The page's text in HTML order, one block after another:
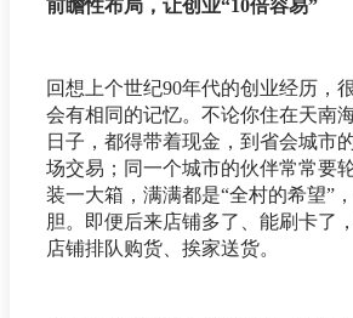
前瞻性布局，让创业“10倍容易”
回想上个世纪90年代的创业经历，
会有相同的记忆。不论你住在天南
日子，都得带着现金，到省会城市
场交易；同一个城市的伙伴常常要
装一大箱，满满都是“全村的希望”
胆。即便后来店铺多了、能刷卡了
店铺排队购货、挨家送货。